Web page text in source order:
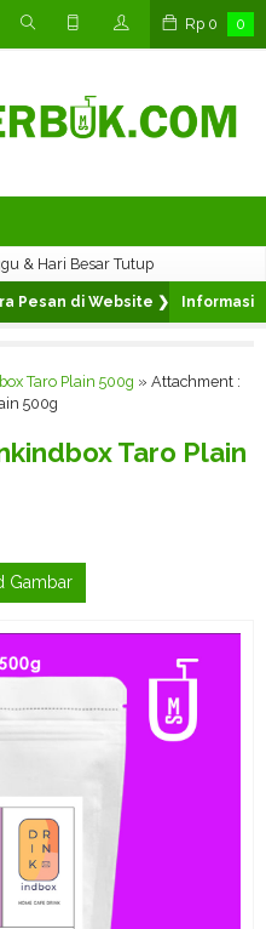
Rp 0 0
& Hari Besar Tutup
Pesan di Website ❯Silahkan pilih
Taro Plain 500g » Attachment :
500g
Taro Plain
Gambar